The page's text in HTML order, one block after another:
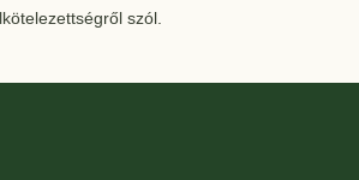
szól.